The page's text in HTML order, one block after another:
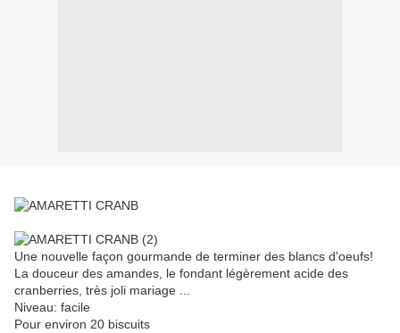
Une nouvelle façon gourmande de terminer des blancs d'oeufs!
La douceur des amandes, le fondant légèrement acide des
cranberries, très joli mariage ...
Niveau: facile
Pour environ 20 biscuits